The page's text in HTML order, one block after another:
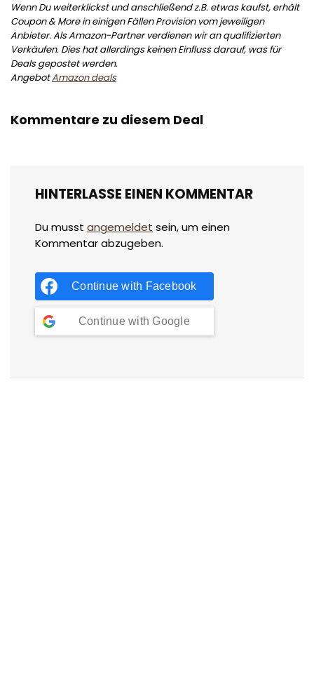
Wenn Du weiterklickst und anschließend z.B. etwas kaufst, erhält
Coupon & More in einigen Fällen Provision vom jeweiligen
Anbieter. Als Amazon-Partner verdienen wir an qualifizierten
Verkäufen. Dies hat allerdings keinen Einfluss darauf, was für
Deals gepostet werden.
AngebotAmazon deals
Kommentare zu diesem Deal
HINTERLASSE EINEN KOMMENTAR
Du musst angemeldet sein, um einen
Kommentar abzugeben.
Continue with Facebook
Continue with Google